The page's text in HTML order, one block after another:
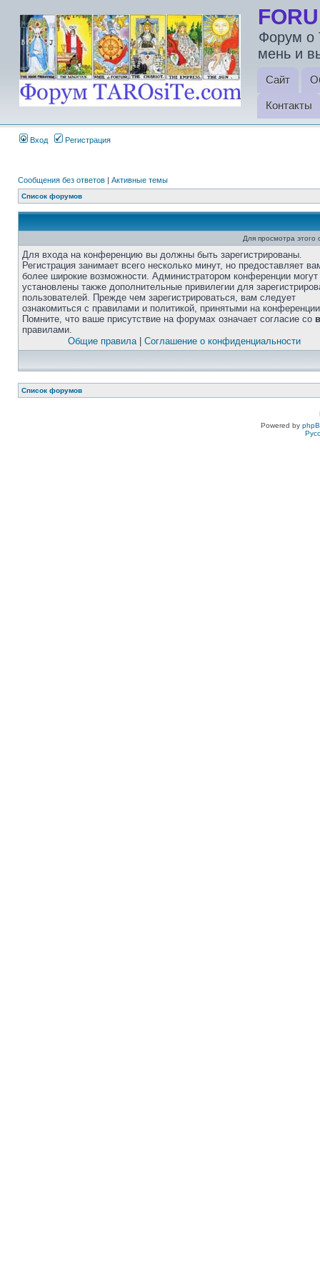
Форум о
мень и
Сайт
Контакты
Вход Регистрация
Сообщения без ответов | Активные темы
Список форумов
Для просмотра
Для входа на конференцию вы должны быть зарегистрированы.
Регистрация занимает всего несколько минут, но предоставляет
более широкие возможности. Администратором конференции
установлены также дополнительные привилегии для
пользователей. Прежде чем зарегистрироваться, вам следует
ознакомиться с правилами и политикой, принятыми на
Помните, что ваше присутствие на форумах означает согласие со
правилами.
Общие правила| Соглашение о конфиденциальности
Список форумов
Powered by